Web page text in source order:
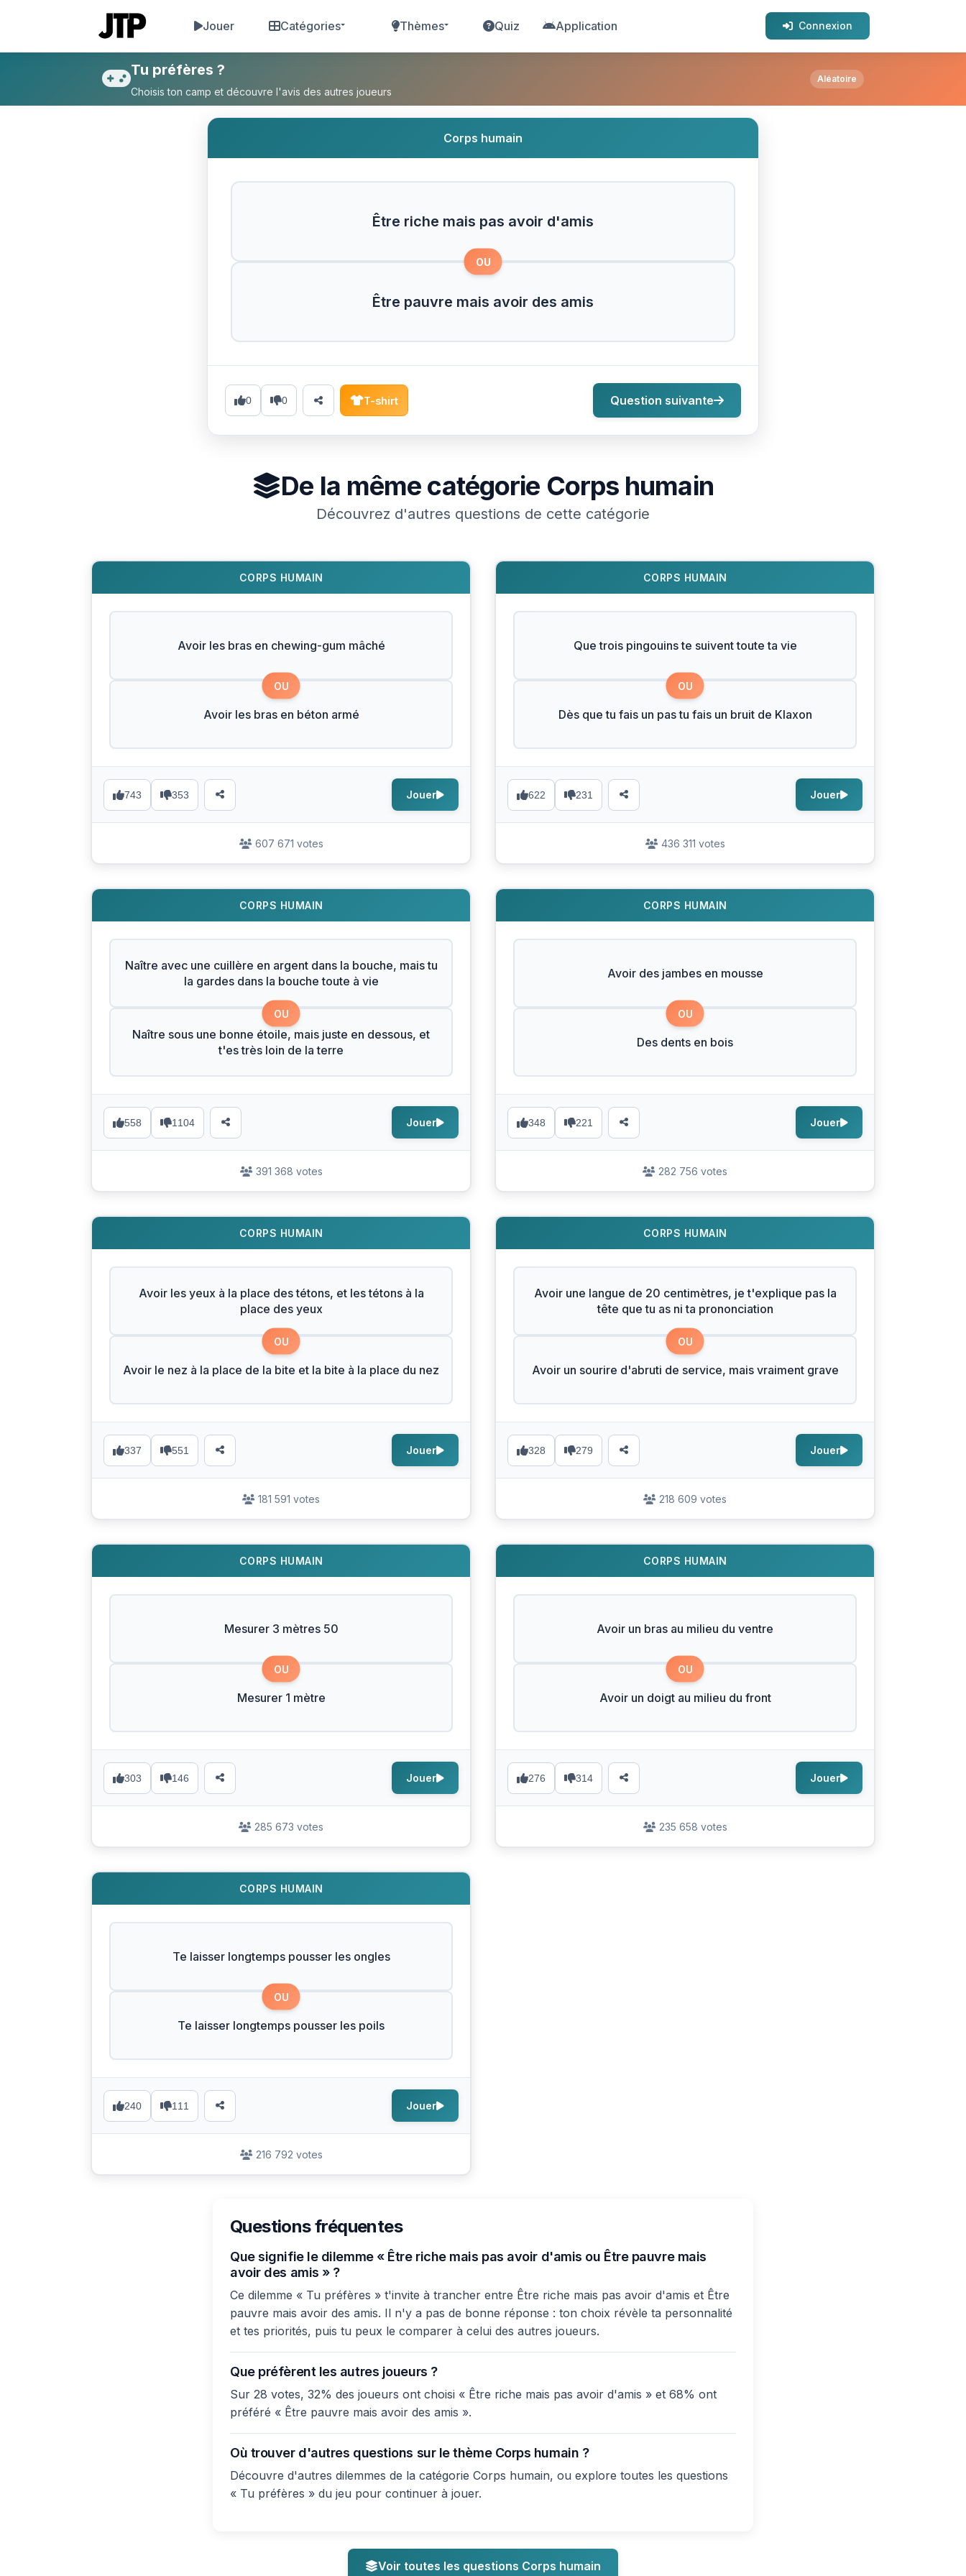
Jouer Catégories Thèmes Quiz Application Connexion
Tu préfères Être riche mais pas avoir d'amis ou Être pauvre mais avoir des amis ?
Tu préfères ?
Choisis ton camp et découvre l'avis des autres joueurs
Aléatoire
Corps humain
Être riche mais pas avoir d'amis
OU
Être pauvre mais avoir des amis
0 0 T-shirt Question suivante
De la même catégorie Corps humain
Découvrez d'autres questions de cette catégorie
CORPS HUMAIN
Avoir les bras en chewing-gum mâché
OU
Avoir les bras en béton armé
743 353 Jouer
607 671 votes
CORPS HUMAIN
Que trois pingouins te suivent toute ta vie
OU
Dès que tu fais un pas tu fais un bruit de Klaxon
622 231 Jouer
436 311 votes
CORPS HUMAIN
Naître avec une cuillère en argent dans la bouche, mais tu
la gardes dans la bouche toute à vie
OU
Naître sous une bonne étoile, mais juste en dessous, et
t'es très loin de la terre
558 1104 Jouer
391 368 votes
CORPS HUMAIN
Avoir des jambes en mousse
OU
Des dents en bois
348 221 Jouer
282 756 votes
CORPS HUMAIN
Avoir les yeux à la place des tétons, et les tétons à la
place des yeux
OU
Avoir le nez à la place de la bite et la bite à la place du nez
337 551 Jouer
181 591 votes
CORPS HUMAIN
Avoir une langue de 20 centimètres, je t'explique pas la
tête que tu as ni ta prononciation
OU
Avoir un sourire d'abruti de service, mais vraiment grave
328 279 Jouer
218 609 votes
CORPS HUMAIN
Mesurer 3 mètres 50
OU
Mesurer 1 mètre
303 146 Jouer
285 673 votes
CORPS HUMAIN
Avoir un bras au milieu du ventre
OU
Avoir un doigt au milieu du front
276 314 Jouer
235 658 votes
CORPS HUMAIN
Te laisser longtemps pousser les ongles
OU
Te laisser longtemps pousser les poils
240 111 Jouer
216 792 votes
Questions fréquentes
Que signifie le dilemme « Être riche mais pas avoir d'amis ou Être pauvre mais
avoir des amis » ?
Ce dilemme « Tu préfères » t'invite à trancher entre Être riche mais pas avoir d'amis et Être
pauvre mais avoir des amis. Il n'y a pas de bonne réponse : ton choix révèle ta personnalité
et tes priorités, puis tu peux le comparer à celui des autres joueurs.
Que préfèrent les autres joueurs ?
Sur 28 votes, 32% des joueurs ont choisi « Être riche mais pas avoir d'amis » et 68% ont
préféré « Être pauvre mais avoir des amis ».
Où trouver d'autres questions sur le thème Corps humain ?
Découvre d'autres dilemmes de la catégorie Corps humain, ou explore toutes les questions
« Tu préfères » du jeu pour continuer à jouer.
Voir toutes les questions Corps humain